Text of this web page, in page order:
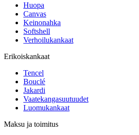
Huopa
Canvas
Keinonahka
Softshell
Verhoilukankaat
Erikoiskankaat
Tencel
Bouclé
Jakardi
Vaatekangasuutuudet
Luomukankaat
Maksu ja toimitus